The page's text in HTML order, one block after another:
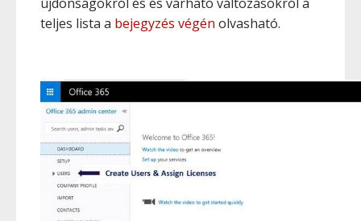
teljes lista a bejegyzés végén olvasható.